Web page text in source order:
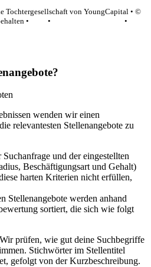
Tochtergesellschaft von YoungCapital • ©
•
•
•
wenden wir einen
relevantesten Stellenangebote zu
und der eingestellten
Beschäftigungsart und Gehalt)
harten Kriterien nicht erfüllen,
Stellenangebote werden anhand
sortiert, die sich wie folgt
prüfen, wie gut deine Suchbegriffe
Stichwörter im Stellentitel
gefolgt von der Kurzbeschreibung.